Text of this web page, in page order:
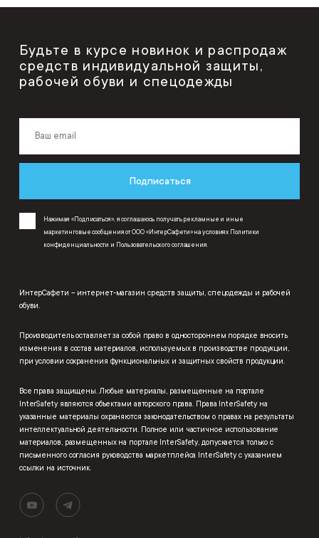
Будьте в курсе новинок и распродаж
средств индивидуальной защиты,
рабочей обуви и спецодежды
Подписаться
Нажимая «Подписаться», я соглашаюсь получать рекламные и иные
маркетинговые сообщения от ООО «ИнтерСафети» на условиях Политики
конфиденциальности и Пользовательского соглашения
ИнтерСафети – интернет-магазин средств защиты, спецодежды и рабочей
обуви.
Производитель оставляет за собой право в одностороннем порядке вносить
изменения в состав материалов, используемых в производстве продукции,
при условии сохранения функциональных и защитных свойств продукции.
Все права защищены. Любые материалы, размещенные на портале
InterSafety являются объектами авторского права. Права InterSafety на
указанные материалы охраняются законодательством о правах на результаты
интеллектуальной деятельности. Полное или частичное использование
материалов, размещенных на портале InterSafety, допускается только с
письменного согласия руководства маркетплейса InterSafety с указанием
ссылки на источник.